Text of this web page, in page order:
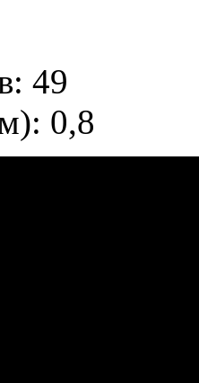
49
0,8